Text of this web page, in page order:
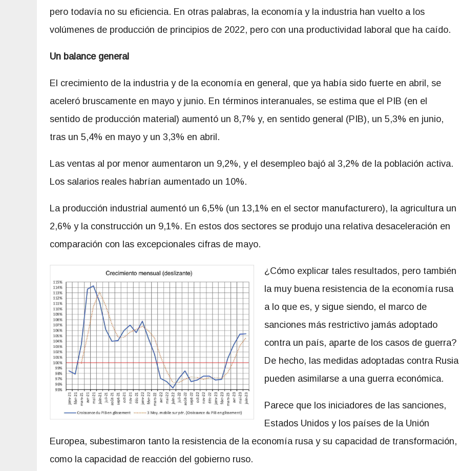
pero todavía no su eficiencia. En otras palabras, la economía y la industria han vuelto a los
volúmenes de producción de principios de 2022, pero con una productividad laboral que ha caído.
Un balance general
El crecimiento de la industria y de la economía en general, que ya había sido fuerte en abril, se
aceleró bruscamente en mayo y junio. En términos interanuales, se estima que el PIB (en el
sentido de producción material) aumentó un 8,7% y, en sentido general (PIB), un 5,3% en junio,
tras un 5,4% en mayo y un 3,3% en abril.
Las ventas al por menor aumentaron un 9,2%, y el desempleo bajó al 3,2% de la población activa.
Los salarios reales habrían aumentado un 10%.
La producción industrial aumentó un 6,5% (un 13,1% en el sector manufacturero), la agricultura un
2,6% y la construcción un 9,1%. En estos dos sectores se produjo una relativa desaceleración en
comparación con las excepcionales cifras de mayo.
¿Cómo explicar tales resultados, pero también
la muy buena resistencia de la economía rusa
a lo que es, y sigue siendo, el marco de
sanciones más restrictivo jamás adoptado
contra un país, aparte de los casos de guerra?
De hecho, las medidas adoptadas contra Rusia
pueden asimilarse a una guerra económica.
Parece que los iniciadores de las sanciones,
Estados Unidos y los países de la Unión
Europea, subestimaron tanto la resistencia de la economía rusa y su capacidad de transformación,
como la capacidad de reacción del gobierno ruso.